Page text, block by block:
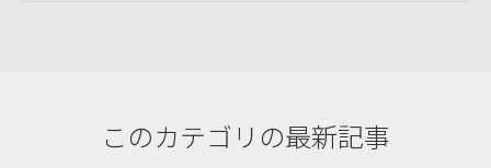
このカテゴリの最新記事